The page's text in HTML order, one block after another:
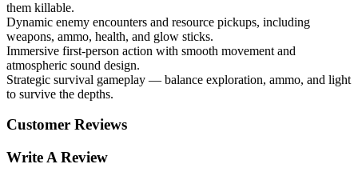
them killable.
Dynamic enemy encounters and resource pickups, including
weapons, ammo, health, and glow sticks.
Immersive first-person action with smooth movement and
atmospheric sound design.
Strategic survival gameplay — balance exploration, ammo, and light
to survive the depths.
Customer Reviews
Write A Review